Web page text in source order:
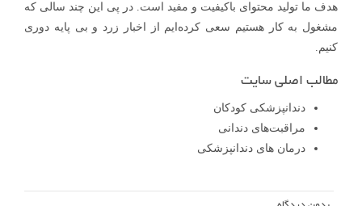
هدف ما تولید محتوای باکیفیت و مفید است. در پی این چند سالی که
مشغول به کار هستیم سعی کرده‌ایم از اخبار زرد و بی پایه دوری
کنیم.
مطالب اصلی سایت
دندانپزشکی کودکان
مراقبت‌های دندانی
درمان های دندانپزشکی